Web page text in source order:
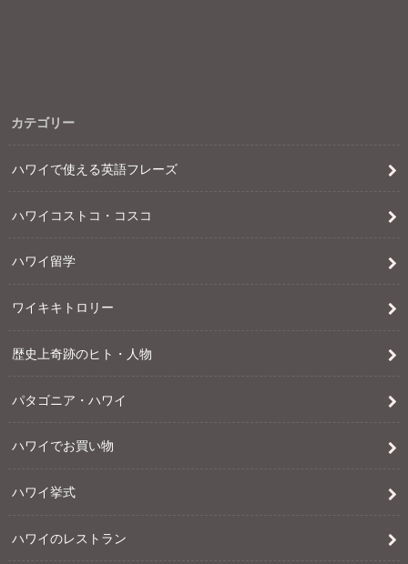
カテゴリー
ハワイで使える英語フレーズ
ハワイコストコ・コスコ
ハワイ留学
ワイキキトロリー
歴史上奇跡のヒト・人物
パタゴニア・ハワイ
ハワイでお買い物
ハワイ挙式
ハワイのレストラン